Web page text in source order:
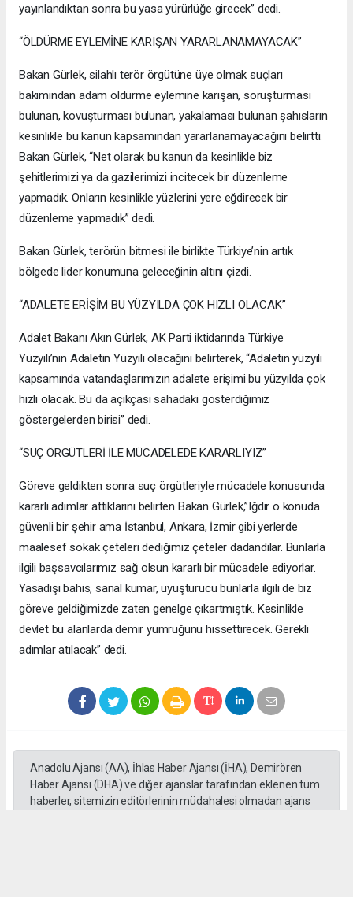
yayınlandıktan sonra bu yasa yürürlüğe girecek” dedi.
“ÖLDÜRME EYLEMİNE KARIŞAN YARARLANAMAYACAK”
Bakan Gürlek, silahlı terör örgütüne üye olmak suçları
bakımından adam öldürme eylemine karışan, soruşturması
bulunan, kovuşturması bulunan, yakalaması bulunan şahısların
kesinlikle bu kanun kapsamından yararlanamayacağını belirtti.
Bakan Gürlek, “Net olarak bu kanun da kesinlikle biz
şehitlerimizi ya da gazilerimizi incitecek bir düzenleme
yapmadık. Onların kesinlikle yüzlerini yere eğdirecek bir
düzenleme yapmadık” dedi.
Bakan Gürlek, terörün bitmesi ile birlikte Türkiye’nin artık
bölgede lider konumuna geleceğinin altını çizdi.
“ADALETE ERİŞİM BU YÜZYILDA ÇOK HIZLI OLACAK”
Adalet Bakanı Akın Gürlek, AK Parti iktidarında Türkiye
Yüzyılı’nın Adaletin Yüzyılı olacağını belirterek, “Adaletin yüzyılı
kapsamında vatandaşlarımızın adalete erişimi bu yüzyılda çok
hızlı olacak. Bu da açıkçası sahadaki gösterdiğimiz
göstergelerden birisi” dedi.
“SUÇ ÖRGÜTLERİ İLE MÜCADELEDE KARARLIYIZ”
Göreve geldikten sonra suç örgütleriyle mücadele konusunda
kararlı adımlar attıklarını belirten Bakan Gürlek,”Iğdır o konuda
güvenli bir şehir ama İstanbul, Ankara, İzmir gibi yerlerde
maalesef sokak çeteleri dediğimiz çeteler dadandılar. Bunlarla
ilgili başsavcılarımız sağ olsun kararlı bir mücadele ediyorlar.
Yasadışı bahis, sanal kumar, uyuşturucu bunlarla ilgili de biz
göreve geldiğimizde zaten genelge çıkartmıştık. Kesinlikle
devlet bu alanlarda demir yumruğunu hissettirecek. Gerekli
adımlar atılacak” dedi.
Anadolu Ajansı (AA), İhlas Haber Ajansı (İHA), Demirören
Haber Ajansı (DHA) ve diğer ajanslar tarafından eklenen tüm
haberler, sitemizin editörlerinin müdahalesi olmadan ajans